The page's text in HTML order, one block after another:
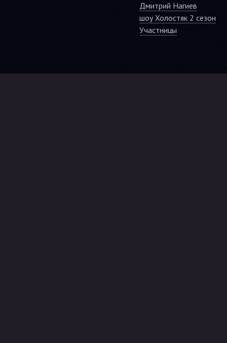
Дмитрий Нагиев
шоу Холостяк 2 сезон
Участницы